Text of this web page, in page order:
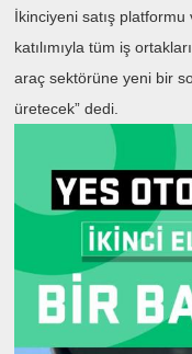
İkinciyeni satış
katılımıyla tüm iş
araç sektörüne yeni bir
üretecek” dedi.